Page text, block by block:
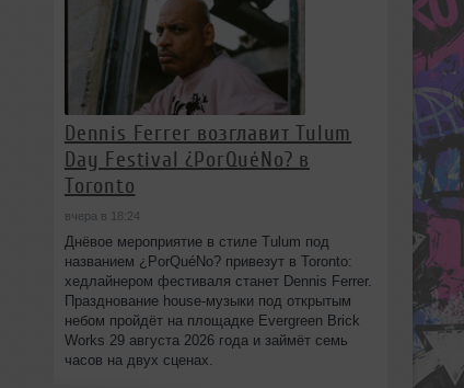
Dennis Ferrer возглавит Tulum
Day Festival ¿PorQuéNo? в
Toronto
вчера в 18:24
Днёвое мероприятие в стиле Tulum под
названием ¿PorQuéNo? привезут в Toronto:
хедлайнером фестиваля станет Dennis Ferrer.
Празднование house-музыки под открытым
небом пройдёт на площадке Evergreen Brick
Works 29 августа 2026 года и займёт семь
часов на двух сценах.